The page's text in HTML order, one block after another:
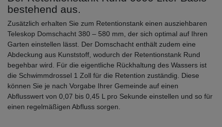
bestehend aus.
Zusätzlich erhalten Sie zum Retentionstank einen ausziehbaren
Teleskop Domschacht 380 – 580 mm, der sich optimal auf Ihren
Garten einstellen lässt. Der Domschacht enthält zudem eine
Abdeckung aus Kunststoff, wodurch der Retentionstank Rund
begehbar wird. Für die eigentliche Rückhaltung des Wassers ist
die Schwimmdrossel 1 Zoll für die Retention zuständig. Diese
können Sie je nach Vorgabe Ihrer Gemeinde auf einen
Abflusswert von 0,07 bis 0,45 L pro Sekunde einstellen und so für
einen regelmäßigen Abfluss sorgen.